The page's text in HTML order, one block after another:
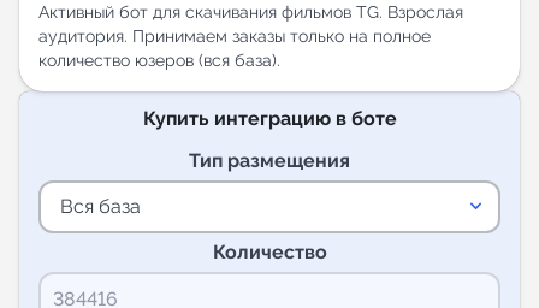
Горящие предложения
Индекс читаемости каналов в Telegram
Аналитика MAX каналов
Индивидуальное сопровождение
Активный бот для скачивания фильмов TG. Взрослая
аудитория. Принимаем заказы только на полное
количество юзеров (вся база).
Купить интеграцию в боте
Тип размещения
Вся база
keyboard_arrow_down
Количество